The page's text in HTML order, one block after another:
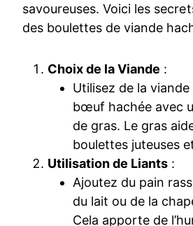
savoureuses. Voici les
des boulettes de viande
Choix de la Viande :
Utilisez de la viande
bœuf hachée avec
de gras. Le gras
boulettes juteuses
Utilisation de Liants :
Ajoutez du pain
du lait ou de la
Cela apporte de